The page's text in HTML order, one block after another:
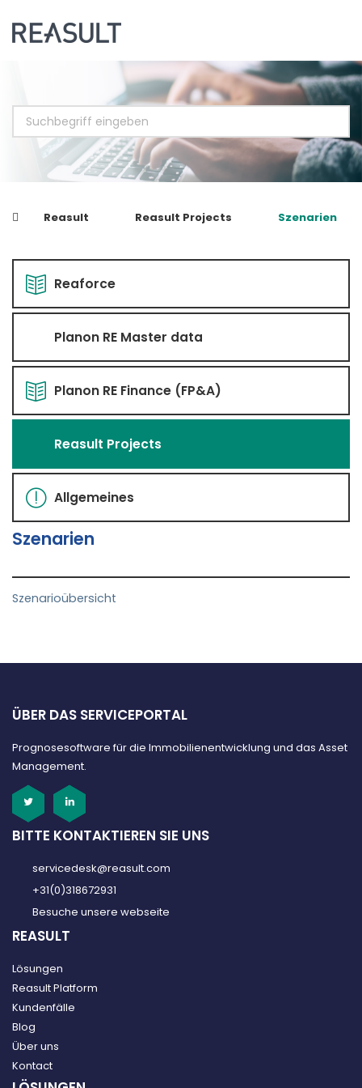
Reasult Reasult Projects Szenarien
Reaforce
Planon RE Master data
Planon RE Finance (FP&A)
Reasult Projects
Allgemeines
Szenarien
Szenarioübersicht
ÜBER DAS SERVICEPORTAL
Prognosesoftware für die Immobilienentwicklung und das Asset
Management.
BITTE KONTAKTIEREN SIE UNS
servicedesk@reasult.com
+31(0)318672931
Besuche unsere webseite
REASULT
Lösungen
Reasult Platform
Kundenfälle
Blog
Über uns
Kontact